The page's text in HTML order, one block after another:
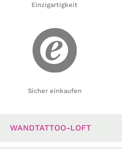
Einzigartigkeit
Sicher einkaufen
WANDTATTOO-LOFT